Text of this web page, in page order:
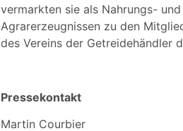
vermarkten sie als Nahrungs-
Agrarerzeugnissen zu den
des Vereins der Getreidehändler
Pressekontakt
Martin Courbier